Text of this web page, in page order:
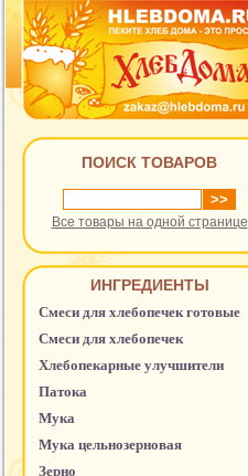
ПОИСК ТОВАРОВ
Все товары на одной странице
ИНГРЕДИЕНТЫ
Смеси для хлебопечек готовые
Смеси для хлебопечек
Хлебопекарные улучшители
Патока
Мука
Мука цельнозерновая
Зерно